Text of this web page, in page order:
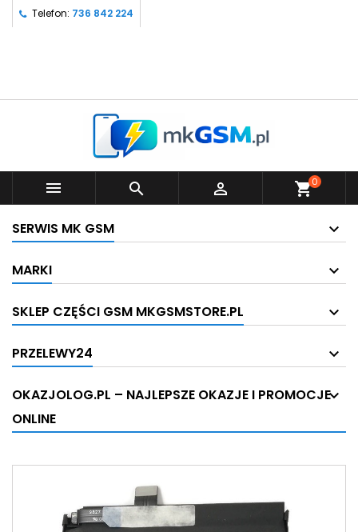
Telefon: 736 842 224
   shopping_cart0
SERWIS MK GSM
MARKI
SKLEP CZĘŚCI GSM MKGSMSTORE.PL
PRZELEWY24
OKAZJOLOG.PL – NAJLEPSZE OKAZJE I PROMOCJE
ONLINE